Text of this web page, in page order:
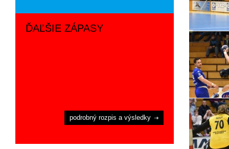
ĎAĽŠIE ZÁPASY
podrobný rozpis a výsledky